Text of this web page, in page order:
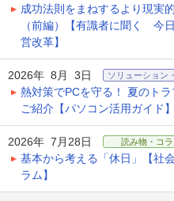
成功法則をまねするより現実
（前編）【有識者に聞く 今
営改革】
2026年 8月 3日 ソリューション
熱対策でPCを守る！ 夏のト
ご紹介【パソコン活用ガイド】
2026年 7月28日 読み物・コラ
基本から考える「休日」【社
ラム】